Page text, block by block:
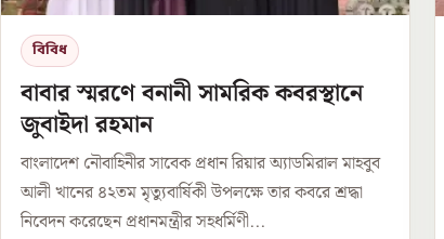
বিবিধ
বাবার স্মরণে বনানী সামরিক কবরস্থানে
জুবাইদা রহমান
বাংলাদেশ নৌবাহিনীর সাবেক প্রধান রিয়ার অ্যাডমিরাল মাহবুব
আলী খানের ৪২তম মৃত্যুবার্ষিকী উপলক্ষে তার কবরে শ্রদ্ধা
নিবেদন করেছেন প্রধানমন্ত্রীর সহধর্মিণী...